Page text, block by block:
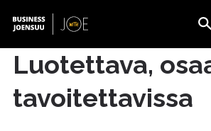
Luotettava,
tavoitettavissa